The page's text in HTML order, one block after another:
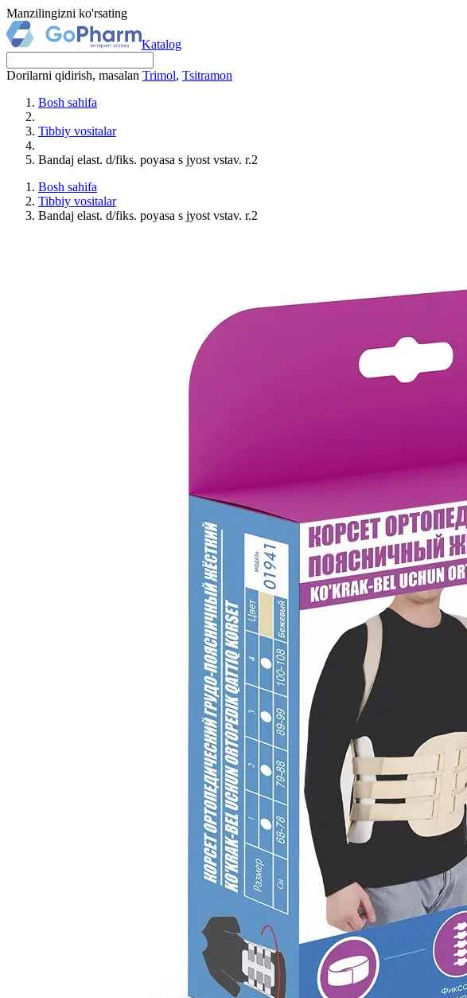
Manzilingizni ko'rsating
Katalog
Dorilarni qidirish, masalan Trimol, Tsitramon
Bosh sahifa
Tibbiy vositalar
Bandaj elast. d/fiks. poyasa s jyost vstav. r.2
Bosh sahifa
Tibbiy vositalar
Bandaj elast. d/fiks. poyasa s jyost vstav. r.2